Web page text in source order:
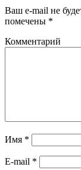
Ваш e-mail не
помечены *
Комментарий
Имя *
E-mail *